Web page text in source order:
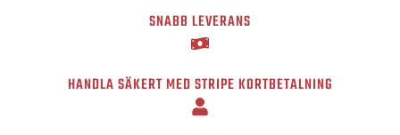
SNABB LEVERANS
HANDLA SÄKERT MED STRIPE KORTBETALNING